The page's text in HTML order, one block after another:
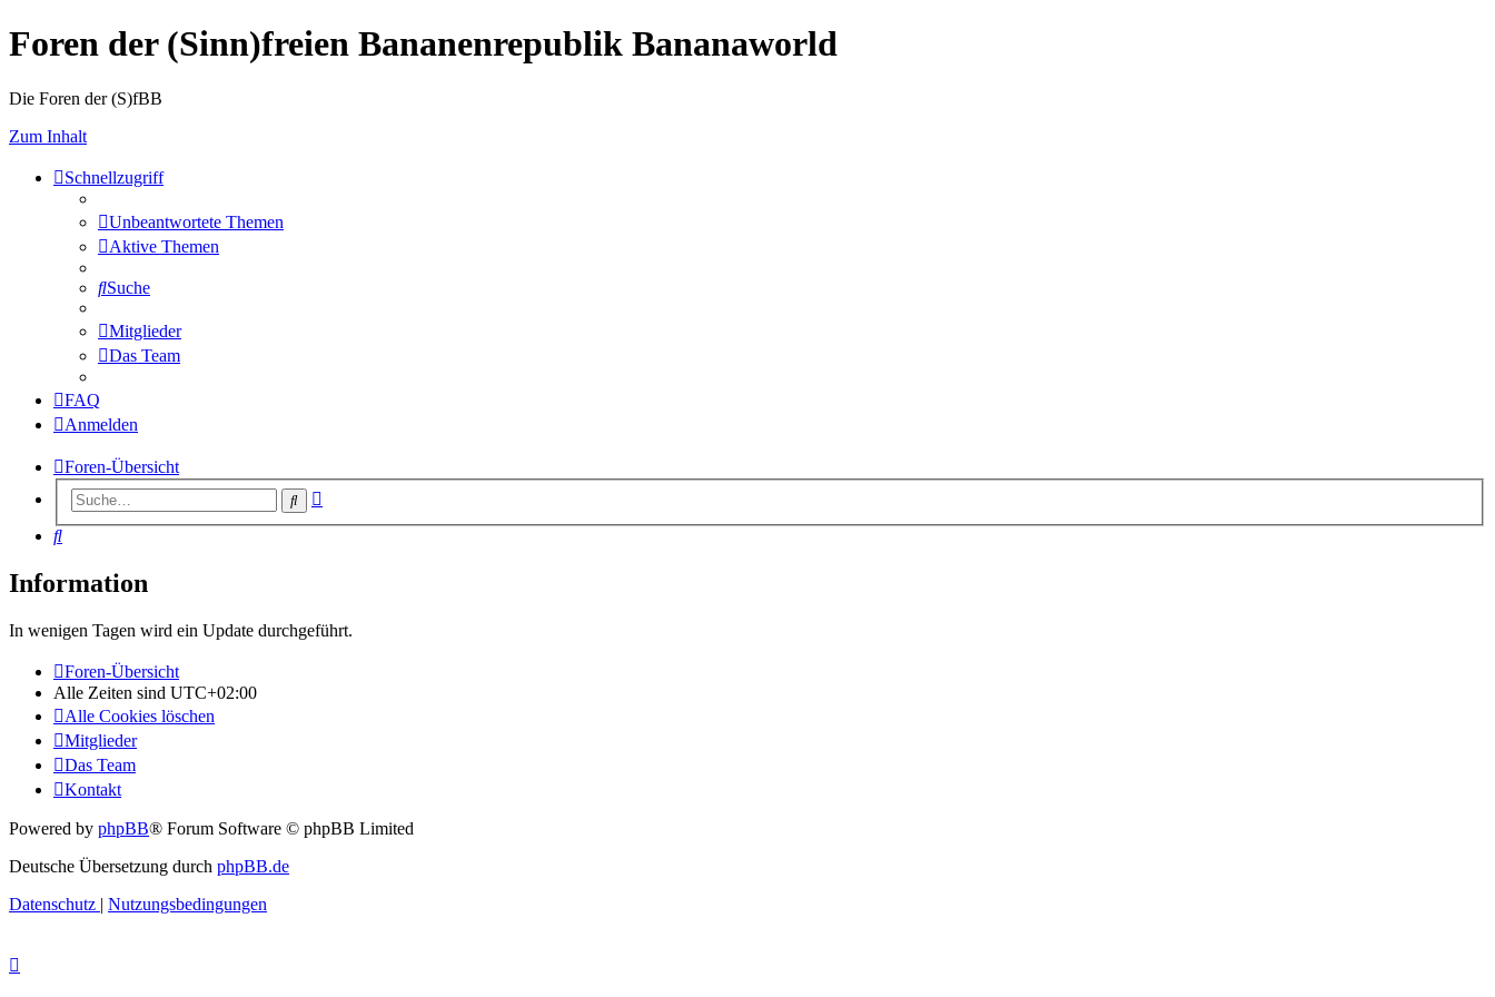
Foren der (Sinn)freien Bananenrepublik Bananaworld
Die Foren der (S)fBB
Zum Inhalt
Schnellzugriff
Unbeantwortete Themen
Aktive Themen
Suche
Mitglieder
Das Team
FAQ
Anmelden
Foren-Übersicht
Suche
Suche
Information
In wenigen Tagen wird ein Update durchgeführt.
Foren-Übersicht
Alle Zeiten sind UTC+02:00
Alle Cookies löschen
Mitglieder
Das Team
Kontakt
Powered by phpBB® Forum Software © phpBB Limited
Deutsche Übersetzung durch phpBB.de
Datenschutz | Nutzungsbedingungen